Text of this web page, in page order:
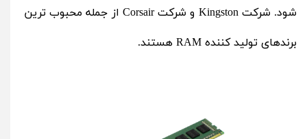
شود. شرکتKingston و شرکتCorsair از جمله محبوب ترین
برندهای تولید کننده RAM هستند.